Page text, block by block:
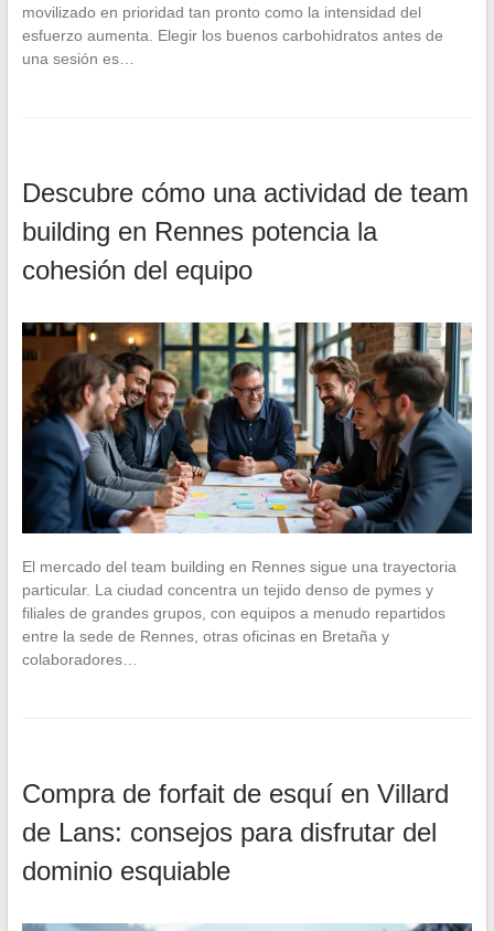
movilizado en prioridad tan pronto como la intensidad del
esfuerzo aumenta. Elegir los buenos carbohidratos antes de
una sesión es…
Descubre cómo una actividad de team
building en Rennes potencia la
cohesión del equipo
El mercado del team building en Rennes sigue una trayectoria
particular. La ciudad concentra un tejido denso de pymes y
filiales de grandes grupos, con equipos a menudo repartidos
entre la sede de Rennes, otras oficinas en Bretaña y
colaboradores…
Compra de forfait de esquí en Villard
de Lans: consejos para disfrutar del
dominio esquiable